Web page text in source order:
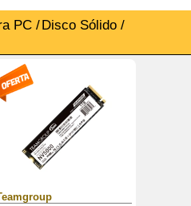
PC /Disco Sólido /